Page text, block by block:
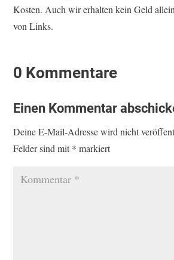
Kosten. Auch wir erhalten kein Geld
von Links.
0 Kommentare
Einen Kommentar
Deine E-Mail-Adresse wird nicht
Felder sind mit* markiert